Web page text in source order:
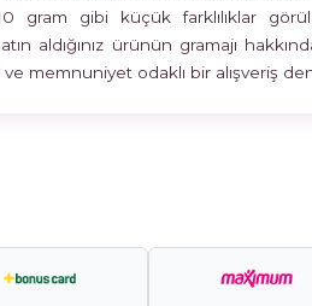
gram gibi küçük farklılıklar
aldığınız ürünün gramajı
memnuniyet odaklı bir alışveriş